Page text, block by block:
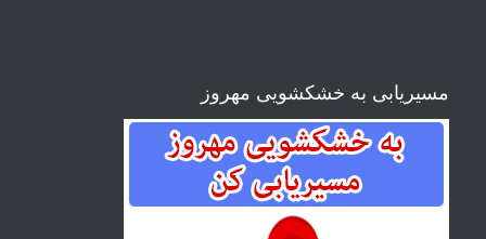
مسیریابی به خشکشویی مهروز